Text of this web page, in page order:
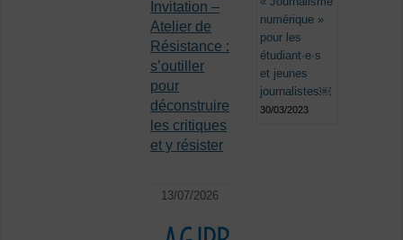
Invitation –
Atelier de
Résistance :
s’outiller
pour
déconstruire
les critiques
et y résister
13/07/2026
numérique »
pour les
étudiant·e·s
et jeunes
journalistes￼
30/03/2023